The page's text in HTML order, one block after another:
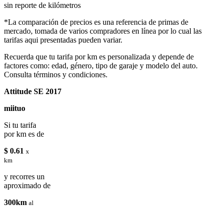
sin reporte de kilómetros
*La comparación de precios es una referencia de primas de
mercado, tomada de varios compradores en línea por lo cual las
tarifas aqui presentadas pueden variar.
Recuerda que tu tarifa por km es personalizada y depende de
factores como: edad, género, tipo de garaje y modelo del auto.
Consulta términos y condiciones.
Attitude SE 2017
miituo
Si tu tarifa
por km es de
$ 0.61 x
km
y recorres un
aproximado de
300km al